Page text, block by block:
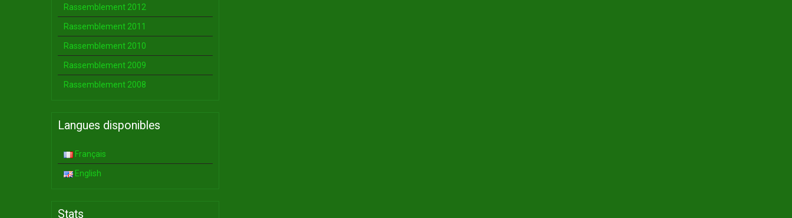
Rassemblement 2012
Rassemblement 2011
Rassemblement 2010
Rassemblement 2009
Rassemblement 2008
Langues disponibles
Français
English
Stats